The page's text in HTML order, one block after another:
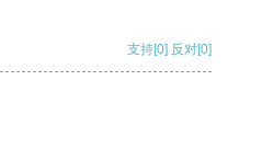
支持[0] 反对[0]